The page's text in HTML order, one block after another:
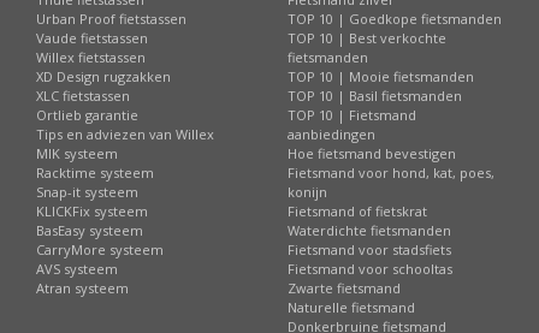
Urban Proof fietstassen
Vaude fietstassen
Willex fietstassen
XD Design rugzakken
XLC fietstassen
Ortlieb garantie
Tips en adviezen van Willex
MIK systeem
Racktime systeem
Snap-it systeem
KLICKFix systeem
BasEasy systeem
CarryMore systeem
AVS systeem
Atran systeem
TOP 10 | Goedkope fietsmanden
TOP 10 | Best verkochte
fietsmanden
TOP 10 | Mooie fietsmanden
TOP 10 | Basil fietsmanden
TOP 10 | Fietsmand
aanbiedingen
Hoe fietsmand bevestigen
Fietsmand voor hond, kat, poes,
konijn
Fietsmand of fietskrat
Waterdichte fietsmanden
Fietsmand voor stadsfiets
Fietsmand voor schooltas
Zwarte fietsmand
Naturelle fietsmand
Donkerbruine fietsmand